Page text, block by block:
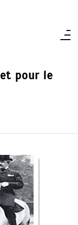
pour le